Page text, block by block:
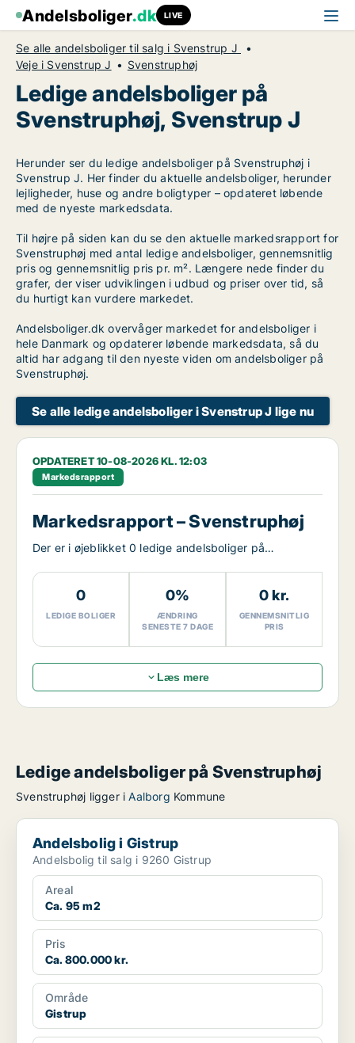
Andelsboliger.dk LIVE
Se alle andelsboliger til salg i Svenstrup J
Veje i Svenstrup J
Svenstruphøj
Ledige andelsboliger på
Svenstruphøj, Svenstrup J
Herunder ser du ledige andelsboliger på Svenstruphøj i
Svenstrup J. Her finder du aktuelle andelsboliger, herunder
lejligheder, huse og andre boligtyper – opdateret løbende
med de nyeste markedsdata.
Til højre på siden kan du se den aktuelle markedsrapport for
Svenstruphøj med antal ledige andelsboliger, gennemsnitlig
pris og gennemsnitlig pris pr. m². Længere nede finder du
grafer, der viser udviklingen i udbud og priser over tid, så
du hurtigt kan vurdere markedet.
Andelsboliger.dk overvåger markedet for andelsboliger i
hele Danmark og opdaterer løbende markedsdata, så du
altid har adgang til den nyeste viden om andelsboliger på
Svenstruphøj.
Se alle ledige andelsboliger i Svenstrup J lige nu
OPDATERET 10-08-2026 KL. 12:03
Markedsrapport
Markedsrapport – Svenstruphøj
Der er i øjeblikket 0 ledige andelsboliger på
0
LEDIGE BOLIGER
0%
ÆNDRING
SENESTE 7 DAGE
0 kr.
GENNEMSNITLIG
PRIS
Læs mere
Ledige andelsboliger på Svenstruphøj
Svenstruphøj ligger iAalborg Kommune
Andelsbolig i Gistrup
Andelsbolig i Gistrup
Andelsbolig til salg i 9260 Gistrup
Areal
Ca. 95 m2
Pris
Ca. 800.000 kr.
Område
Gistrup